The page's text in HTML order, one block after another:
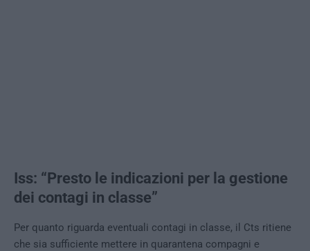
Iss: “Presto le indicazioni per la gestione
dei contagi in classe”
Per quanto riguarda eventuali contagi in classe, il Cts ritiene
che sia sufficiente mettere in quarantena compagni e